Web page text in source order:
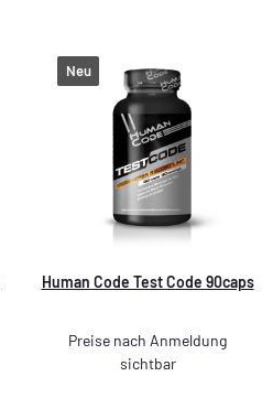
Neu
Human Code Test Code 90caps
Preise nach Anmeldung
sichtbar